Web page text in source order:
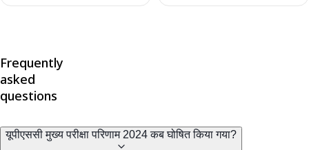
Frequently
asked
questions
यूपीएससी मुख्य परीक्षा परिणाम 2024 कब घोषित किया गया?